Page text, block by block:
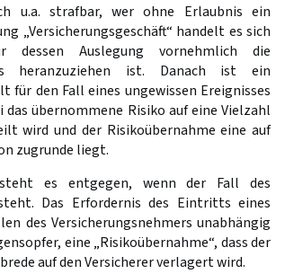
u.a. strafbar, wer ohne Erlaubnis ein
„Versicherungsgeschäft“ handelt es sich
dessen Auslegung vornehmlich die
heranzuziehen ist. Danach ist ein
für den Fall eines ungewissen Ereignisses
übernommene Risiko auf eine Vielzahl
wird und der Risikoübernahme eine auf
zugrunde liegt.
steht es entgegen, wenn der Fall des
Das Erfordernis des Eintritts eines
des Versicherungsnehmers unabhängig
eine „Risikoübernahme“, dass der
auf den Versicherer verlagert wird.